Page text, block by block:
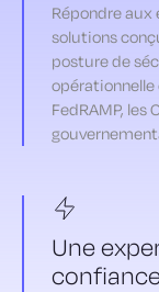
Répondre aux
solutions
posture de
FedRAMP,
Une